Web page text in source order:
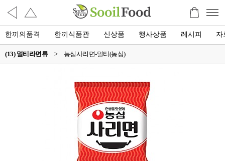
한끼의품격 한끼식품관 신상품 행사상품 레시피 자
(13) 멀티라면류 > 농심사리면-멀티(농심)